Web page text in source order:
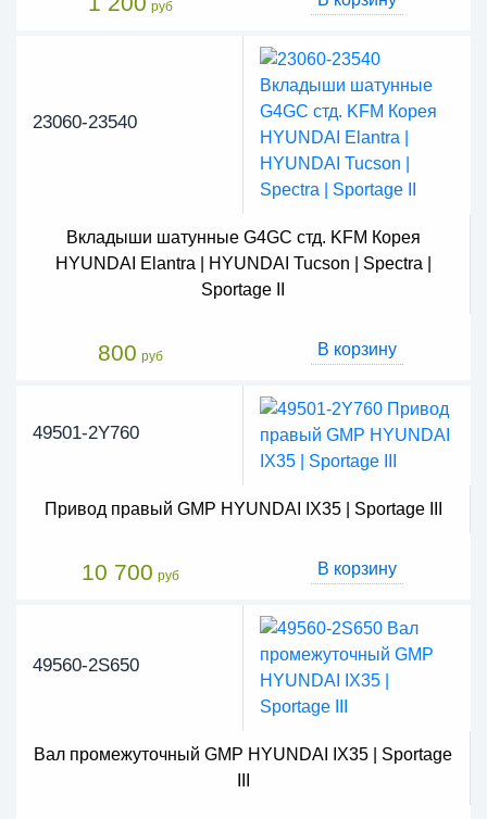
руб
23060-23540
Вкладыши шатунные G4GC стд. KFM Корея
HYUNDAI Elantra | HYUNDAI Tucson | Spectra |
Sportage II
800 руб В корзину
49501-2Y760
Привод правый GMP HYUNDAI IX35 | Sportage III
10 700 руб В корзину
49560-2S650
Вал промежуточный GMP HYUNDAI IX35 | Sportage